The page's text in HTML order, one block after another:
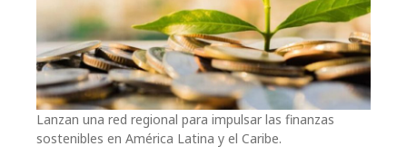
Lanzan una red regional para impulsar las finanzas
sostenibles en América Latina y el Caribe.